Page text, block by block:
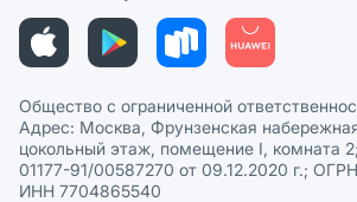
Политика в отношении обработки
Общество с ограниченной
Адрес: Москва, Фрунзенская
цокольный этаж, помещение I, комната
01177-91/00587270 от 09.12.2020 г.;
ИНН 7704865540